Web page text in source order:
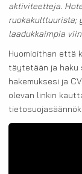
aktiviteetteja.
ruokakulttuurista;
laadukkaimpia
Huomioithan että
täytetään ja haku
hakemuksesi ja
olevan linkin